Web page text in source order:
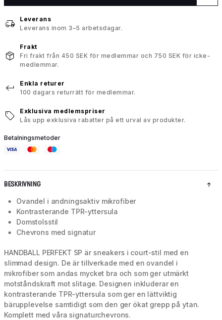
Leverans
Leverans inom 3–5 arbetsdagar.
Frakt
Fri frakt från 450 SEK för medlemmar och 750 SEK för icke-
medlemmar.
Enkla returer
100 dagars returrätt för medlemmar.
Exklusiva medlemspriser
Lås upp exklusiva rabatter på ett urval av produkter.
Betalningsmetoder
BESKRIVNING
Ovandel i andningsaktiv mikrofiber
Kontrasterande TPR-yttersula
Domstolsstil
Chevrons med signatur
HANDBALL PERFEKT SP är sneakers i court-stil med en
slimmad design. De är tillverkade med en ovandel i
mikrofiber som andas mycket bra och som ger utmärkt
motståndskraft mot slitage. Designen inkluderar en
kontrasterande TPR-yttersula som ger en lättviktig
bärupplevelse samtidigt som den ger ökat grepp på ytan.
Komplett med våra signaturchevrons.